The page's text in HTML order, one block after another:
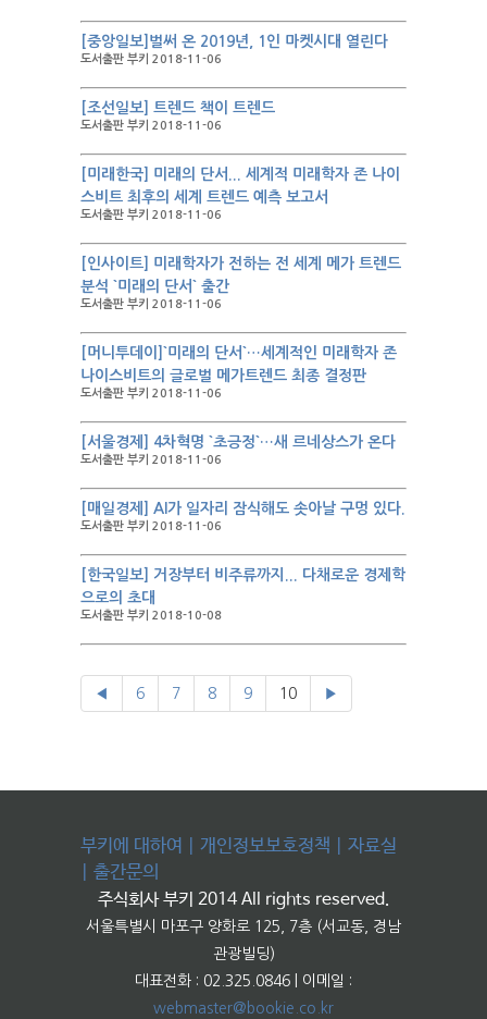
[중앙일보]벌써 온 2019년, 1인 마켓시대 열린다
도서출판 부키 2018-11-06
[조선일보] 트렌드 책이 트렌드
도서출판 부키 2018-11-06
[미래한국] 미래의 단서... 세계적 미래학자 존 나이
스비트 최후의 세계 트렌드 예측 보고서
도서출판 부키 2018-11-06
[인사이트] 미래학자가 전하는 전 세계 메가 트렌드
분석 `미래의 단서` 출간
도서출판 부키 2018-11-06
[머니투데이]`미래의 단서`…세계적인 미래학자 존
나이스비트의 글로벌 메가트렌드 최종 결정판
도서출판 부키 2018-11-06
[서울경제] 4차혁명 `초긍정`…새 르네상스가 온다
도서출판 부키 2018-11-06
[매일경제] AI가 일자리 잠식해도 솟아날 구멍 있다.
도서출판 부키 2018-11-06
[한국일보] 거장부터 비주류까지... 다채로운 경제학
으로의 초대
도서출판 부키 2018-10-08
◀ 6 7 8 9 10 ▶
부키에 대하여 개인정보보호정책
자료실
출간문의
주식회사 부키 2014 All rights reserved.
서울특별시 마포구 양화로 125, 7층 (서교동, 경남
관광빌딩)
대표전화 : 02.325.0846 | 이메일 :
webmaster@bookie.co.kr